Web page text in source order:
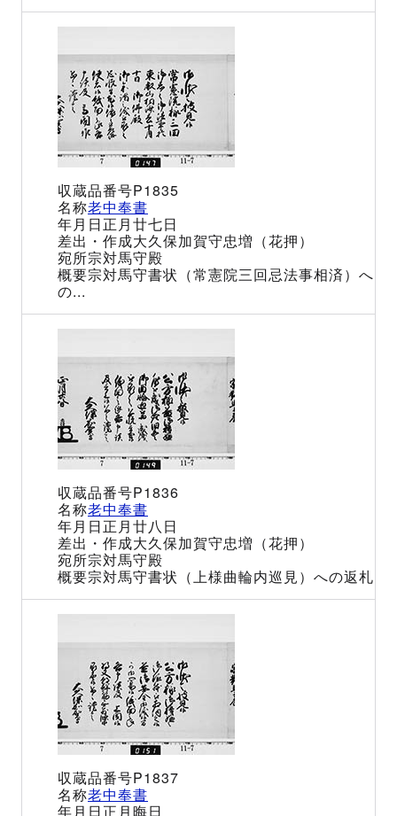
P1835
老中奉書
正月廿七日
大久保加賀守忠増（花押）
宗対馬守殿
宗対馬守書状（常憲院三回忌法事相済）へ
の...
P1836
老中奉書
正月廿八日
大久保加賀守忠増（花押）
宗対馬守殿
宗対馬守書状（上様曲輪内巡見）への返札
P1837
老中奉書
正月晦日